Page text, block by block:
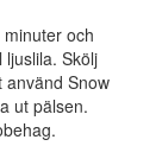
och
Skölj
använd Snow
ut pälsen.